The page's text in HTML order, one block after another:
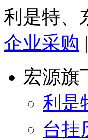
利是特、
企业采购 |
宏源旗
利是
台挂